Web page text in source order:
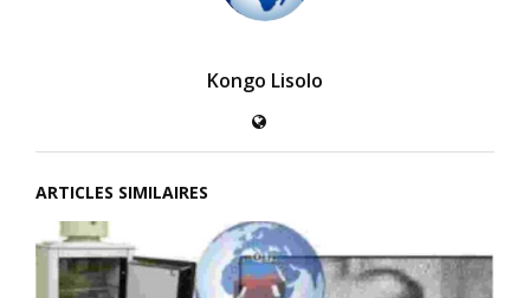
Kongo Lisolo
ARTICLES SIMILAIRES